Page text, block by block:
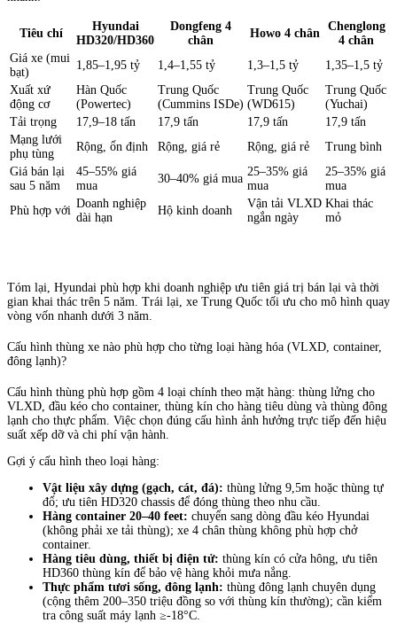
Tiêu chí
Hyundai
HD320/HD360
Dongfeng 4
chân
Howo 4 chân
Chenglong
4 chân
Giá xe (mui
bạt)
1,85–1,95 tỷ 1,4–1,55 tỷ 1,3–1,5 tỷ
1,35–1,5 tỷ
Xuất xứ
động cơ
Hàn Quốc
(Powertec)
Trung Quốc
(Cummins ISDe)
Trung Quốc
(WD615)
Trung Quốc
(Yuchai)
Tải trọng
17,9–18 tấn 17,9 tấn 17,9 tấn
17,9 tấn
Mạng lưới
phụ tùng
Rộng, ổn định Rộng, giá rẻ Rộng, giá rẻ
Trung bình
Giá bán lại
sau 5 năm
45–55% giá
mua
30–40% giá mua
25–35% giá
mua
25–35% giá
mua
Phù hợp với
Doanh nghiệp
dài hạn
Hộ kinh doanh
Vận tải VLXD
ngắn ngày
Khai thác
mỏ
Tóm lại, Hyundai phù hợp khi doanh nghiệp ưu tiên giá trị bán lại và thời
gian khai thác trên 5 năm. Trái lại, xe Trung Quốc tối ưu cho mô hình quay
vòng vốn nhanh dưới 3 năm.
Cấu hình thùng xe nào phù hợp cho từng loại hàng hóa (VLXD, container,
đông lạnh)?
Cấu hình thùng phù hợp gồm 4 loại chính theo mặt hàng: thùng lửng cho
VLXD, đầu kéo cho container, thùng kín cho hàng tiêu dùng và thùng đông
lạnh cho thực phẩm. Việc chọn đúng cấu hình ảnh hưởng trực tiếp đến hiệu
suất xếp dỡ và chi phí vận hành.
Gợi ý cấu hình theo loại hàng:
Vật liệu xây dựng (gạch, cát, đá): thùng lửng 9,5m hoặc thùng tự
đổ; ưu tiên HD320 chassis để đóng thùng theo nhu cầu.
Hàng container 20–40 feet: chuyển sang dòng đầu kéo Hyundai
(không phải xe tải thùng); xe 4 chân thùng không phù hợp chở
container.
Hàng tiêu dùng, thiết bị điện tử: thùng kín có cửa hông, ưu tiên
HD360 thùng kín để bảo vệ hàng khỏi mưa nắng.
Thực phẩm tươi sống, đông lạnh: thùng đông lạnh chuyên dụng
(cộng thêm 200–350 triệu đồng so với thùng kín thường); cần kiểm
tra công suất máy lạnh ≥-18°C.